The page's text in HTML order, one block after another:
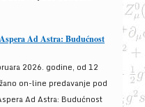
Ad Astra: Budućnost
2026. godine, od 12
on-line predavanje pod
Ad Astra: Budućnost